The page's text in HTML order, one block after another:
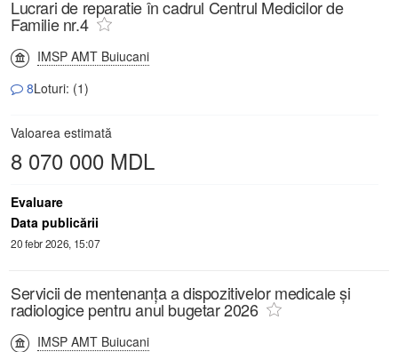
Lucrari de reparatie în cadrul Centrul Medicilor de
Familie nr.4
IMSP AMT Buiucani
8Loturi: (1)
Valoarea estimată
8 070 000 MDL
Evaluare
Data publicării
20 febr 2026, 15:07
Servicii de mentenanța a dispozitivelor medicale și
radiologice pentru anul bugetar 2026
IMSP AMT Buiucani